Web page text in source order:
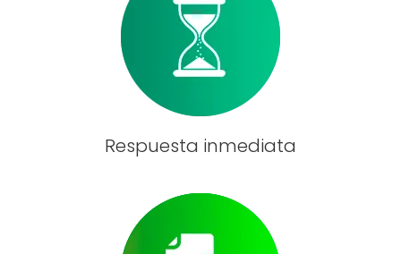
Respuesta inmediata